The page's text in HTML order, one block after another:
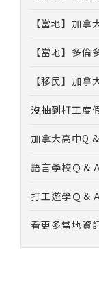
【當地】加拿
【當地】多倫
【移民】加拿
沒抽到打工度
加拿大高中Q
語言學校Ｑ＆
打工遊學Ｑ＆
看更多當地資